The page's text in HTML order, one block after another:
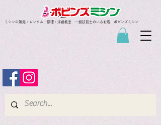
ミシンの販売・レンタル・修理・洋裁教室 一級技能士のいるお店 ボビンズミシン